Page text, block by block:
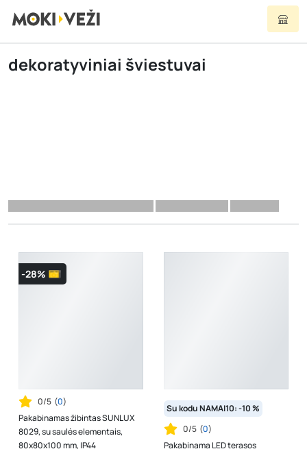
dekoratyviniai šviestuvai
-28%
0/5 (0)
Pakabinamas žibintas SUNLUX
8029, su saulės elementais,
80x80x100 mm, IP44
Su kodu NAMAI10: -10 %
0/5 (0)
Pakabinama LED terasos